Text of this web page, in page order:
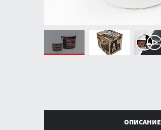
Информация о продуктеОПИСАНИЕ